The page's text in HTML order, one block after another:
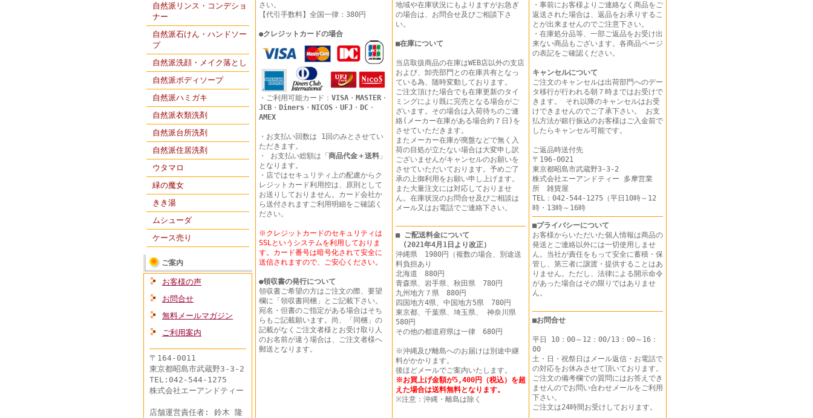
自然派リンス・コンデショ
ナー
自然派石けん・ハンドソー
プ
自然派洗顔・メイク落とし
自然派ボディソープ
自然派ハミガキ
自然派衣類洗剤
自然派台所洗剤
自然派住居洗剤
ウタマロ
緑の魔女
きき湯
ムシューダ
ケース売り
ご案内
お客様の声
お問合せ
無料メールマガジン
ご利用案内
〒164-0011
東京都昭島市武蔵野3-3-2
TEL:042-544-1275
株式会社エーアンドティー
店舗運営責任者: 鈴木 隆
さい。
【代引手数料】全国一律：380円
●クレジットカードの場合
・ご利用可能カード： VISA ・ MASTER ・
JCB ・ Diners ・ NICOS ・ UFJ ・ DC ・
AMEX
・お支払い回数は 1回のみとさせてい
ただきます。
・ お支払い総額は「 商品代金＋送料 」
となります。
・店ではセキュリティ上の配慮からク
レジットカード利用控は、原則として
お送りしておりません。カード会社か
ら送付されますご利用明細をご確認く
ださい。
※クレジットカードのセキュリティは
SSLというシステムを利用しておりま
す。カード番号は暗号化されて安全に
送信されますので、ご安心ください。
●領収書の発行について
領収書ご希望の方はご注文の際、要望
欄に「領収書同梱」とご記載下さい。
宛名・但書のご指定がある場合はそち
らもご記載願います。尚、「同梱」の
記載がなくご注文者様とお受け取り人
のお名前が違う場合は、ご注文者様へ
郵送となります。
地域や在庫状況にもよりますがお急ぎ
の場合は、お問合せ及びご相談下さ
い。
■在庫について
当店取扱商品の在庫はWEB店以外の支店
および、卸売部門との在庫共有となっ
ている為、随時変動しております。
ご注文頂けた場合でも在庫更新のタイ
ミングにより既に完売となる場合がご
ざいます。その場合は入荷待ちのご連
絡(メーカー在庫がある場合約７日)を
させていただきます。
またメーカー在庫が廃盤などで無く入
荷の目処が立たない場合は大変申し訳
ございませんがキャンセルのお願いを
させていただいております。予めご了
承の上御利用をお願い申し上げます。
また大量注文には対応しておりませ
ん。在庫状況のお問合せ及びご相談は
メール又はお電話でご連絡下さい。
■ ご配送料金について
(2021年4月1日より改正）
沖縄県 1980円（複数の場合、別途送
料負担あり
北海道 880円
青森県、岩手県、秋田県 780円
九州地方７県 880円
四国地方4県、中国地方5県 780円
東京都、千葉県、埼玉県、 神奈川県
580円
その他の都道府県は一律 680円
※沖縄及び離島へのお届けは別途中継
料がかかります。
後ほどメールでご案内いたします。
※お買上げ金額が5,400円（税込）を超
えた場合は送料無料となります。
※注意：沖縄・離島は除く
・事前にお客様よりご連絡なく商品をご
返送された場合は、返品をお承りするこ
とが出来ませんのでご注意下さい。
・在庫処分品等、一部ご返品をお受け出
来ない商品もございます。各商品ページ
の表記をご確認ください。
キャンセルについて
ご注文のキャンセルは出荷部門へのデー
タ移行が行われる朝７時まではお受けで
きます。 それ以降のキャンセルはお受
けできませんのでご了承下さい。 お支
払方法が銀行振込のお客様はご入金前で
したらキャンセル可能です。
ご返品時送付先
〒196-0021
東京都昭島市武蔵野3-3-2
株式会社エーアンドティー 多摩営業
所 雑貨屋
TEL：042-544-1275（平日10時～12
時・13時～16時
■プライバシーについて
お客様からいただいた個人情報は商品の
発送とご連絡以外には一切使用しませ
ん。当社が責任をもって安全に蓄積・保
管し、第三者に譲渡・提供することはあ
りません。ただし、法律による開示命令
があった場合はその限りではありませ
ん。
■お問合せ
平日 10：00～12：00/13：00～16：
00
土・日・祝祭日はメール返信・お電話で
の対応をお休みさせて頂いております。
ご注文の備考欄での質問にはお答えでき
ませんのでお問い合わせメールをご利用
下さい。
ご注文は24時間お受けしております。